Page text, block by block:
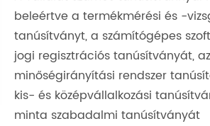
beleértve a termékmérési és -
tanúsítványt, a számítógépes
jogi regisztrációs tanúsítványát, az
minőségirányítási rendszer
kis- és középvállalkozási
minta szabadalmi tanúsítványát